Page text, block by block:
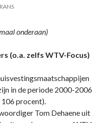
onderaan)
(o.a. zelfs WTV-Focus)
in de periode 2000-2006
procent).
Tom Dehaene uit